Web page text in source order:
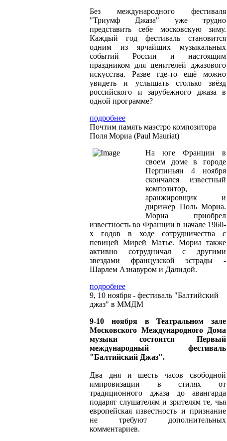
Без международного фестиваля
"Триумф Джаза" уже трудно
представить себе московскую зиму.
Каждый год фестиваль становится
одним из ярчайших музыкальных
событий России и настоящим
праздником для ценителей джазового
искусства. Разве где-то ещё можно
увидеть и услышать столько звёзд
российского и зарубежного джаза в
одной программе?
подробнее
Почтим память маэстро композитора
Поля Мориа (Paul Mauriat)
На юге Франции в
своем доме в городе
Перпиньян 4 ноября
скончался известный
композитор,
аранжировщик и
дирижер Поль Мориа.
Мориа приобрел
известность во Франции в начале 1960-
х годов в ходе сотрудничества с
певицей Мирей Матье. Мориа также
активно сотрудничал с другими
звездами французской эстрады -
Шарлем Азнавуром и Далидой.
подробнее
9, 10 ноября - фестиваль "Балтийский
джаз" в ММДМ
9-10 ноября в Театральном зале
Московского Международного Дома
музыки состоится Первый
международный фестиваль
"Балтийский Джаз".
Два дня и шесть часов свободной
импровизации в стилях от
традиционного джаза до авангарда
подарят слушателям и зрителям те, чья
европейская известность и признание
не требуют дополнительных
комментариев.